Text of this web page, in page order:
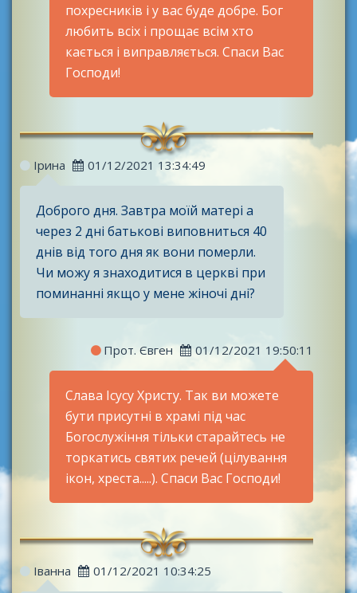
похресників і у вас буде добре. Бог
любить всіх і прощає всім хто
кається і виправляється. Спаси Вас
Господи!
Ірина 01/12/2021 13:34:49
Доброго дня. Завтра моїй матері а
через 2 дні батькові виповниться 40
днів від того дня як вони померли.
Чи можу я знаходитися в церкві при
поминанні якщо у мене жіночі дні?
Прот. Євген 01/12/2021 19:50:11
Слава Ісусу Христу. Так ви можете
бути присутні в храмі під час
Богослужіння тільки старайтесь не
торкатись святих речей (цілування
ікон, хреста.....). Спаси Вас Господи!
Іванна 01/12/2021 10:34:25